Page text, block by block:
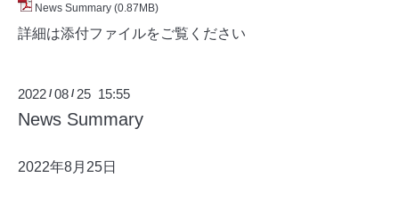
News Summary (0.87MB)
詳細は添付ファイルをご覧ください
2022 /08 / 25 15:55
News Summary
2022年8月25日